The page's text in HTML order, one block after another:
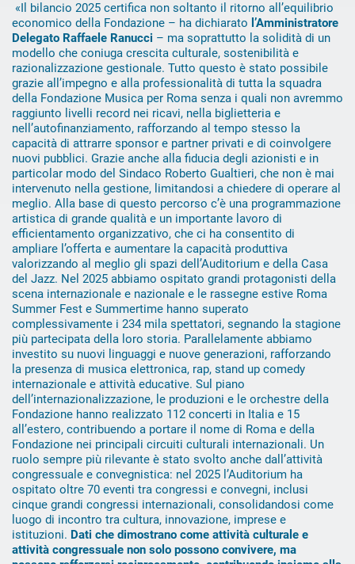
«Il bilancio 2025 certifica non soltanto il ritorno all’equilibrio
economico della Fondazione – ha dichiarato l’Amministratore
Delegato Raffaele Ranucci – ma soprattutto la solidità di un
modello che coniuga crescita culturale, sostenibilità e
razionalizzazione gestionale. Tutto questo è stato possibile
grazie all’impegno e alla professionalità di tutta la squadra
della Fondazione Musica per Roma senza i quali non avremmo
raggiunto livelli record nei ricavi, nella biglietteria e
nell’autofinanziamento, rafforzando al tempo stesso la
capacità di attrarre sponsor e partner privati e di coinvolgere
nuovi pubblici. Grazie anche alla fiducia degli azionisti e in
particolar modo del Sindaco Roberto Gualtieri, che non è mai
intervenuto nella gestione, limitandosi a chiedere di operare al
meglio. Alla base di questo percorso c’è una programmazione
artistica di grande qualità e un importante lavoro di
efficientamento organizzativo, che ci ha consentito di
ampliare l’offerta e aumentare la capacità produttiva
valorizzando al meglio gli spazi dell’Auditorium e della Casa
del Jazz. Nel 2025 abbiamo ospitato grandi protagonisti della
scena internazionale e nazionale e le rassegne estive Roma
Summer Fest e Summertime hanno superato
complessivamente i 234 mila spettatori, segnando la stagione
più partecipata della loro storia. Parallelamente abbiamo
investito su nuovi linguaggi e nuove generazioni, rafforzando
la presenza di musica elettronica, rap, stand up comedy
internazionale e attività educative. Sul piano
dell’internazionalizzazione, le produzioni e le orchestre della
Fondazione hanno realizzato 112 concerti in Italia e 15
all’estero, contribuendo a portare il nome di Roma e della
Fondazione nei principali circuiti culturali internazionali. Un
ruolo sempre più rilevante è stato svolto anche dall’attività
congressuale e convegnistica: nel 2025 l’Auditorium ha
ospitato oltre 70 eventi tra congressi e convegni, inclusi
cinque grandi congressi internazionali, consolidandosi come
luogo di incontro tra cultura, innovazione, imprese e
istituzioni. Dati che dimostrano come attività culturale e
attività congressuale non solo possono convivere, ma